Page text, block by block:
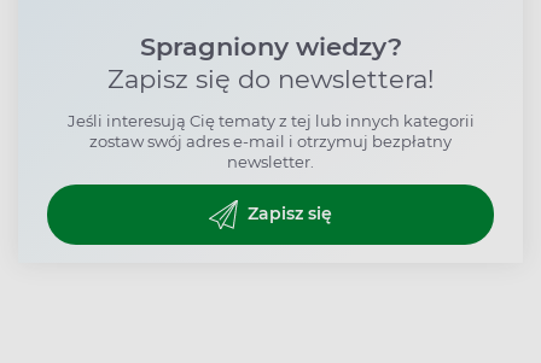
Spragniony wiedzy?
Zapisz się do newslettera!
Jeśli interesują Cię tematy z tej lub innych kategorii
zostaw swój adres e-mail i otrzymuj bezpłatny
newsletter.
Zapisz się